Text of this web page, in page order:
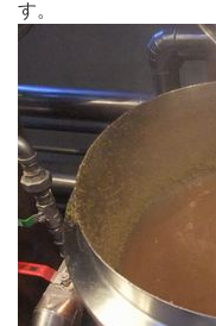
す。